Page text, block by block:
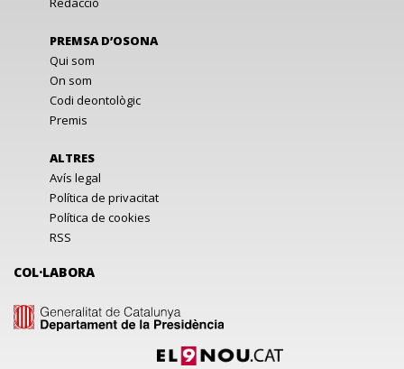
PREMSA D’OSONA
Qui som
On som
Codi deontològic
Premis
ALTRES
Avís legal
Política de privacitat
Política de cookies
RSS
COL·LABORA